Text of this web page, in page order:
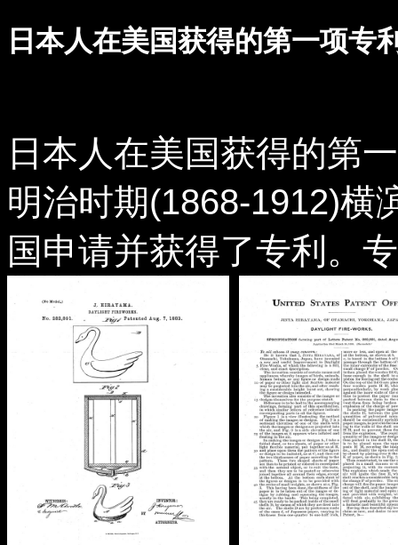
日本人在美国获得的第一项专
日本人在美国获得的第
明治时期(1868-1912)横
国申请并获得了专利。